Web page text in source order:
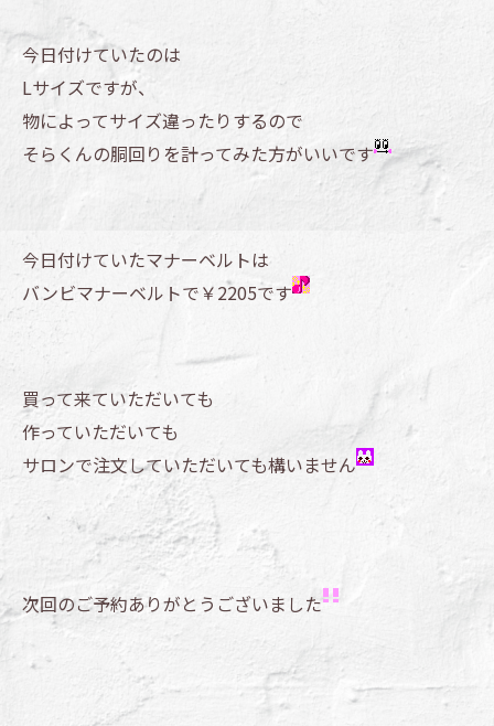
今日付けていたのは
Lサイズですが、
物によってサイズ違ったりするので
そらくんの胴回りを計ってみた方がいいです
今日付けていたマナーベルトは
バンビマナーベルトで￥2205です
買って来ていただいても
作っていただいても
サロンで注文していただいても構いません
次回のご予約ありがとうございました